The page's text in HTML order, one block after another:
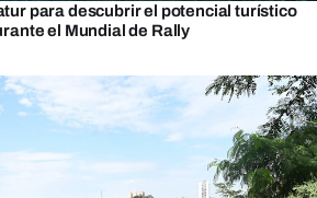
para descubrir el potencial turístico
el Mundial de Rally